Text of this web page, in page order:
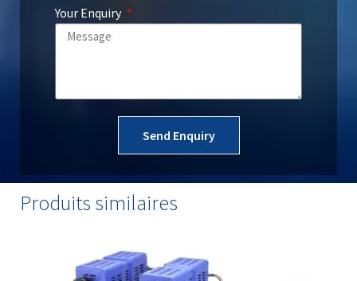
Your Enquiry
Send Enquiry
Produits similaires